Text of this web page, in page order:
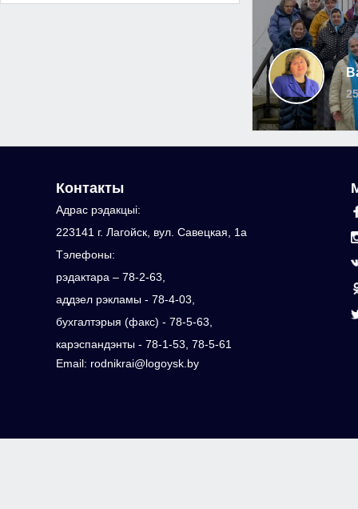
Контакты
Адрас рэдакцыi:
223141 г. Лагойск, вул. Савецкая, 1а
Тэлефоны:
рэдактара – 78-2-63,
аддзел рэкламы - 78-4-03,
бухгалтэрыя (факс) - 78-5-63,
карэспандэнты - 78-1-53, 78-5-61
Email: rodnikrai@logoysk.by